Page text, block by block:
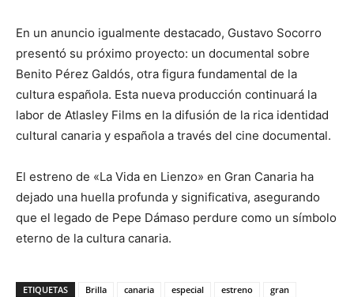
En un anuncio igualmente destacado, Gustavo Socorro
presentó su próximo proyecto: un documental sobre
Benito Pérez Galdós, otra figura fundamental de la
cultura española. Esta nueva producción continuará la
labor de Atlasley Films en la difusión de la rica identidad
cultural canaria y española a través del cine documental.
El estreno de «La Vida en Lienzo» en Gran Canaria ha
dejado una huella profunda y significativa, asegurando
que el legado de Pepe Dámaso perdure como un símbolo
eterno de la cultura canaria.
ETIQUETAS Brilla canaria especial estreno
gran